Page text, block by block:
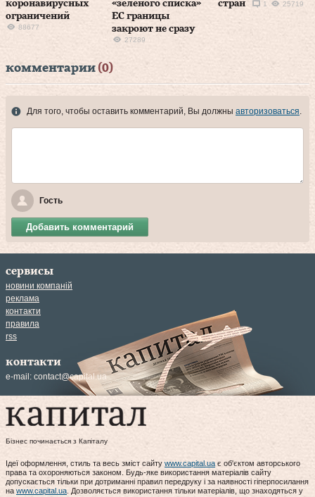
коронавирусных
ограничений
88677
«зеленого списка»
ЕС границы
закроют не сразу
27289
стран
1 25719
комментарии (0)
Для того, чтобы оставить комментарий, Вы должны авторизоваться.
Гость
Добавить комментарий
сервисы
новини компаній
реклама
контакти
правила
rss
контакти
e-mail: contact@capital.ua
Бізнес починається з Капіталу
Ідеї оформлення, стиль та весь зміст сайту www.capital.uaє об'єктом авторського
права та охороняються законом. Будь-яке використання матеріалів сайту
допускається тільки при дотриманні правил передруку і за наявності гіперпосилання
наwww.capital.ua. Дозволяється використання тільки матеріалів, що знаходяться у